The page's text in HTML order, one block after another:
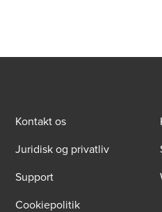
Kontakt os
Juridisk og privatliv
Support
Cookiepolitik